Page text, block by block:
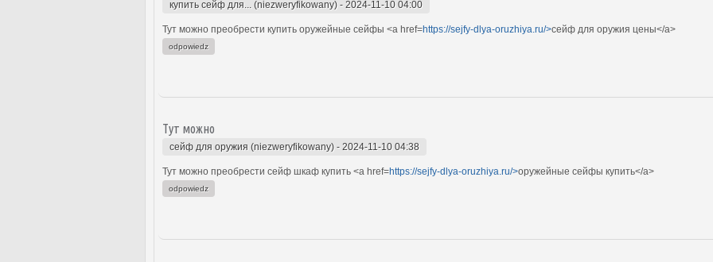
купить сейф для... (niezweryfikowany) - 2024-11-10 04:00
Тут можно преобрести купить оружейные сейфы <a href=https://sejfy-dlya-oruzhiya.ru/>сейф для оружия цены</a>
odpowiedz
Тут можно
сейф для оружия (niezweryfikowany) - 2024-11-10 04:38
Тут можно преобрести сейф шкаф купить <a href=https://sejfy-dlya-oruzhiya.ru/>оружейные сейфы купить</a>
odpowiedz